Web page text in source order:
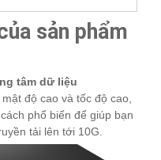
sản phẩm
tâm dữ liệu
độ cao và tốc độ cao,
phổ biến để giúp bạn
tải lên tới 10G.